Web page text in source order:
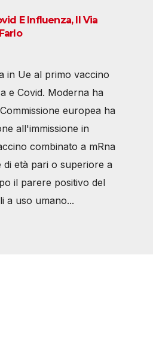
E Influenza, Il Via
in Ue al primo vaccino
e Covid. Moderna ha
europea ha
all'immissione in
combinato a mRna
età pari o superiore a
il parere positivo del
a uso umano...